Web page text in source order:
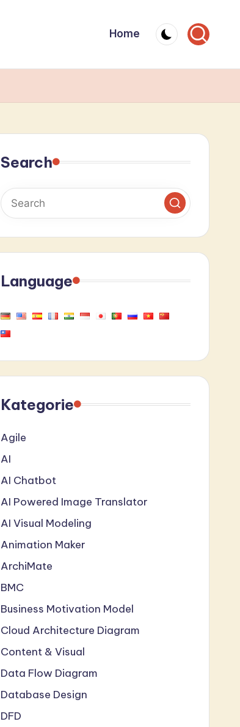
Home
Search
Language
Kategorie
Agile
AI
AI Chatbot
AI Powered Image Translator
AI Visual Modeling
Animation Maker
ArchiMate
BMC
Business Motivation Model
Cloud Architecture Diagram
Content & Visual
Data Flow Diagram
Database Design
DFD